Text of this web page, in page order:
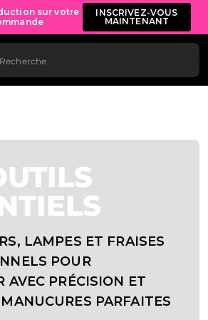
sur votre
INSCRIVEZ-VOUS
MAINTENANT
LAMPES ET FRAISES
POUR
AVEC PRÉCISION ET
PARFAITES